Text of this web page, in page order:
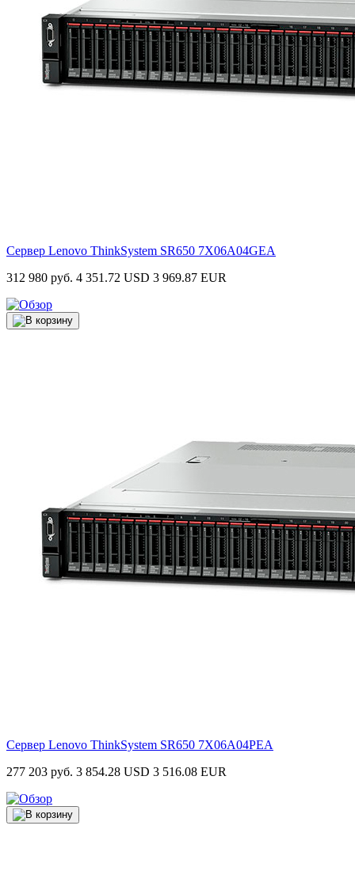
Сервер Lenovo ThinkSystem SR650 7X06A04GEA
312 980 руб. 4 351.72 USD 3 969.87 EUR
Сервер Lenovo ThinkSystem SR650 7X06A04PEA
277 203 руб. 3 854.28 USD 3 516.08 EUR